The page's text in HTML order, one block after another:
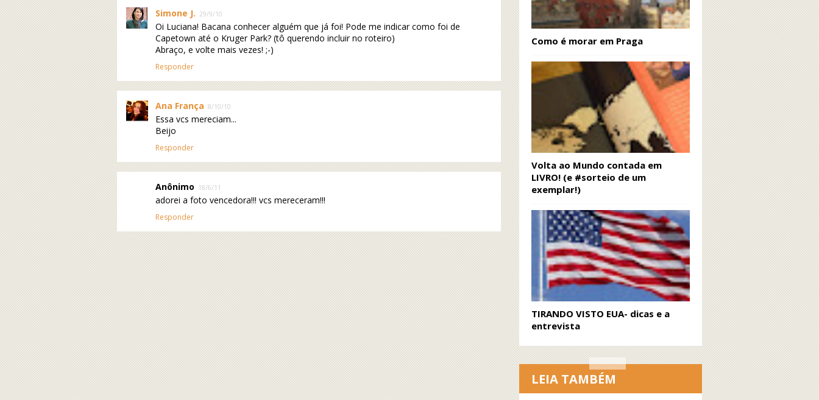
Simone J. 29/9/10
Oi Luciana! Bacana conhecer alguém que já foi! Pode me indicar como foi de
Capetown até o Kruger Park? (tô querendo incluir no roteiro)
Abraço, e volte mais vezes! ;-)
Responder
Ana França 8/10/10
Essa vcs mereciam...
Beijo
Responder
Anônimo 18/6/11
adorei a foto vencedora!!! vcs mereceram!!!
Responder
Como é morar em Praga
Volta ao Mundo contada em
LIVRO! (e #sorteio de um
exemplar!)
TIRANDO VISTO EUA- dicas e a
entrevista
LEIA TAMBÉM